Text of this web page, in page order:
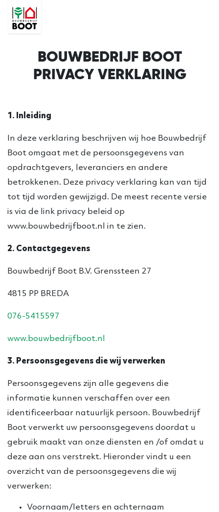
BOUWBEDRIJF BOOT
PRIVACY VERKLARING
1. Inleiding
In deze verklaring beschrijven wij hoe Bouwbedrijf
Boot omgaat met de persoonsgegevens van
opdrachtgevers, leveranciers en andere
betrokkenen. Deze privacy verklaring kan van tijd
tot tijd worden gewijzigd. De meest recente versie
is via de link privacy beleid op
www.bouwbedrijfboot.nl in te zien.
2. Contactgegevens
Bouwbedrijf Boot B.V. Grenssteen 27
4815 PP BREDA
076-5415597
www.bouwbedrijfboot.nl
3. Persoonsgegevens die wij verwerken
Persoonsgegevens zijn alle gegevens die
informatie kunnen verschaffen over een
identificeerbaar natuurlijk persoon. Bouwbedrijf
Boot verwerkt uw persoonsgegevens doordat u
gebruik maakt van onze diensten en /of omdat u
deze aan ons verstrekt. Hieronder vindt u een
overzicht van de persoonsgegevens die wij
verwerken:
Voornaam/letters en achternaam